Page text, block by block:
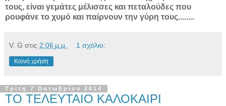
τους, είναι γεμάτες μέλισσες και πεταλούδες που
ρουφάνε το χυμό και παίρνουν την γύρη τους........
V. G στις 2:06 μ.μ. 1 σχόλιο:
Κοινή χρήση
Τρίτη 7 Οκτωβρίου 2014
ΤΟ ΤΕΛΕΥΤΑΙΟ ΚΑΛΟΚΑΙΡΙ